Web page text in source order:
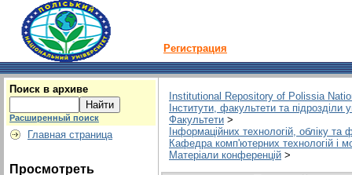
Регистрация
Поиск в архиве
Расширенный поиск
Главная страница
Просмотреть
Institutional Repository of Polissia
Інститути, факультети та підрозділи
Факультети >
Інформаційних технологій, обліку та
Кафедра комп'ютерних технологій і
Матеріали конференцій >